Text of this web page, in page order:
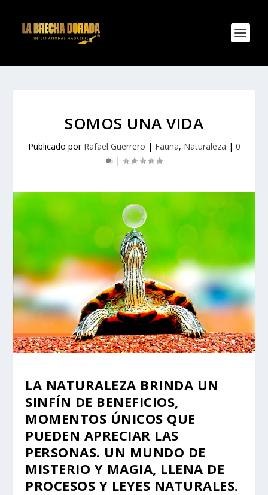
SOMOS UNA VIDA
Publicado por Rafael Guerrero | Fauna, Naturaleza | 0
|
LA NATURALEZA BRINDA UN
SINFÍN DE BENEFICIOS,
MOMENTOS ÚNICOS QUE
PUEDEN APRECIAR LAS
PERSONAS. UN MUNDO DE
MISTERIO Y MAGIA, LLENA DE
PROCESOS Y LEYES NATURALES.